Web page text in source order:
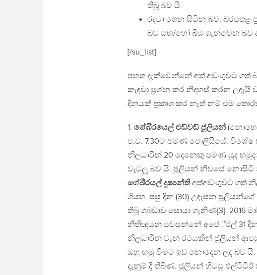
තිබූ බව යි.
රඳවා ගෙන සිටින බව,
බව සහ/හෝ බිය ගැන්වෙන බව
[/su_list]
පහත දැක්වෙන්නේ අත් අඩංගුවට ගත්
කැඳවා ප‍්‍රශ්න කර නිදහස් කරන
දිනයක් ප‍්‍රකාශ කර නැත් නම් එම
1. ගේබි‍්‍රයෙල් එඞ්වඞ් ජූලියන්
ප.ව. 7.30ට පමණ පොලීසියේ, විශේෂ
නිලධාරීන් 20 දෙනෙකු පමණ යුද
වැටලූ බව යි. ජූලියන් නිවසේ නොසිටි
ගේබි‍්‍රයල් දුෂ්‍යන්තිඅත්අඩංගුවට ගත්
ගියහ. පසු දින (30) උදෑසන ජූලියන්ගේ
තිබූ ගබඩාව සොයා ගැනිණ[3]. 2016
නීතිඥයන් පවසන්නේ අපේ‍්‍රල් 31 දින
නිලධාරීන් වෑන් රථයකින් ජූලියන්
ඔහු හමු වීමට ඉඩ නොදෙන ලද බව
දැනුම් දී තිබිණ. ජූලියන් හිටපු